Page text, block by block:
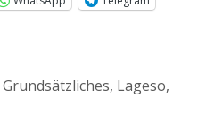
Grundsätzliches, Lageso,